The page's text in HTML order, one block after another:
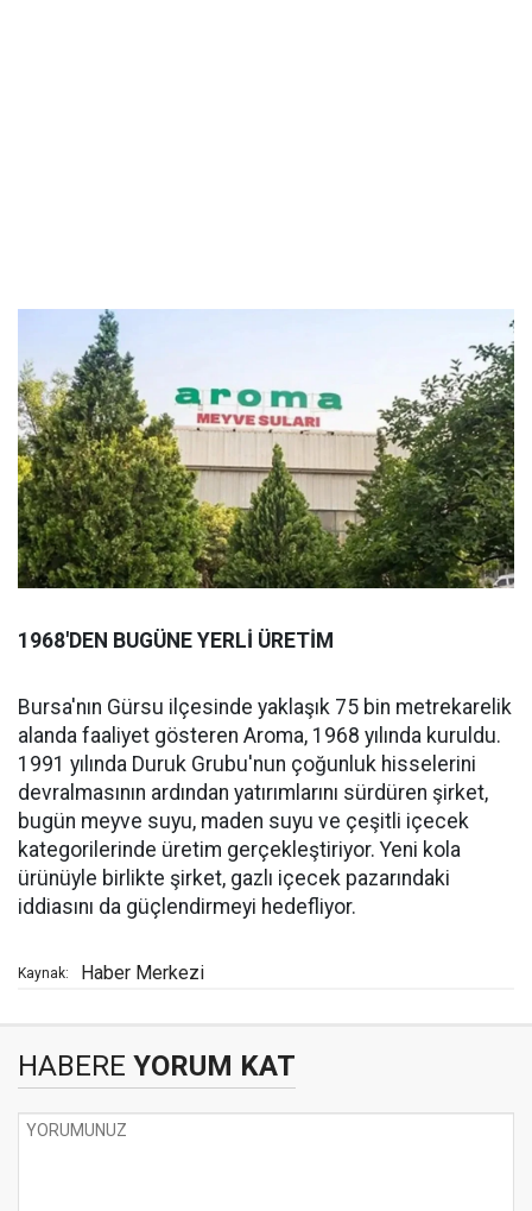
1968'DEN BUGÜNE YERLİ ÜRETİM
Bursa'nın Gürsu ilçesinde yaklaşık 75 bin metrekarelik
alanda faaliyet gösteren Aroma, 1968 yılında kuruldu.
1991 yılında Duruk Grubu'nun çoğunluk hisselerini
devralmasının ardından yatırımlarını sürdüren şirket,
bugün meyve suyu, maden suyu ve çeşitli içecek
kategorilerinde üretim gerçekleştiriyor. Yeni kola
ürünüyle birlikte şirket, gazlı içecek pazarındaki
iddiasını da güçlendirmeyi hedefliyor.
Kaynak: Haber Merkezi
HABERE YORUM KAT